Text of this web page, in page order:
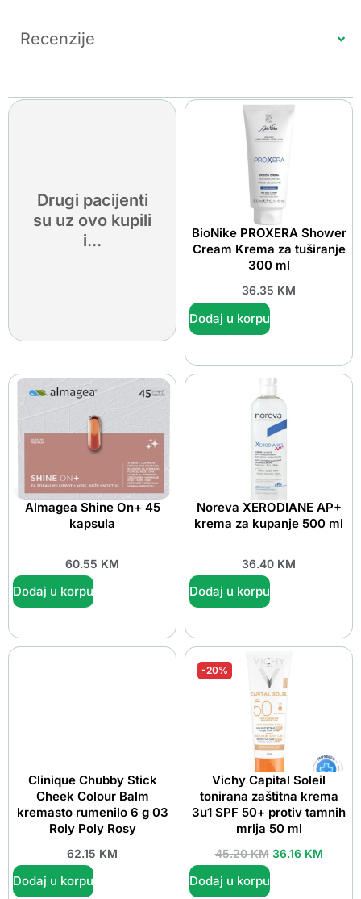
Recenzije
Drugi pacijenti
su uz ovo kupili
i...
BioNike PROXERA Shower
Cream Krema za tuširanje
300 ml
36.35 KM
Dodaj u korpu
Almagea Shine On+ 45
kapsula
60.55 KM
Dodaj u korpu
Noreva XERODIANE AP+
krema za kupanje 500 ml
36.40 KM
Dodaj u korpu
Clinique Chubby Stick
Cheek Colour Balm
kremasto rumenilo 6 g 03
Roly Poly Rosy
62.15 KM
Dodaj u korpu
-20%
Vichy Capital Soleil
tonirana zaštitna krema
3u1 SPF 50+ protiv tamnih
mrlja 50 ml
45.20KM 36.16 KM
Dodaj u korpu